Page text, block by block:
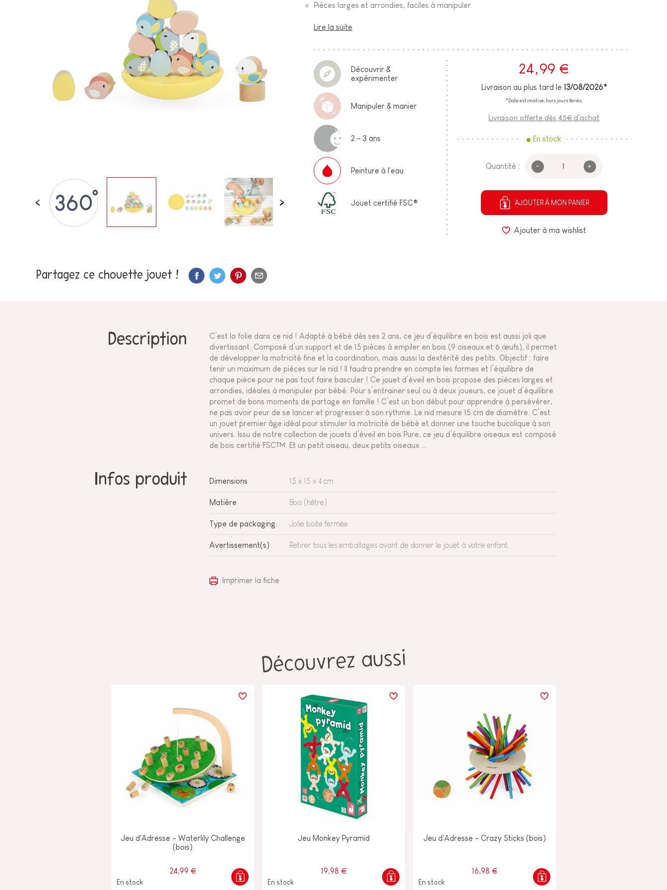
JOUETS D'ÉVEIL
JOUETS D'IMITATION
IMAGINATION
Pièces larges et arrondies, faciles à manipuler
Lire la suite
Découvrir &
expérimenter
Manipuler & manier
2 - 3 ans
Peinture à l'eau
Jouet certifié FSC®
24,99 €
Livraison au plus tard le 13/08/2026*
*Date estimative, hors jours fériés.
Livraison offerte dès 45€ d'achat
En stock
Quantité : - +
AJOUTER À MON PANIER
Ajouter à ma wishlist
Partagez ce chouette jouet !
Description
C’est la folie dans ce nid ! Adapté à bébé dès ses 2 ans, ce jeu d’équilibre en bois est aussi joli que
divertissant. Composé d’un support et de 15 pièces à empiler en bois (9 oiseaux et 6 œufs), il permet
de développer la motricité fine et la coordination, mais aussi la dextérité des petits. Objectif : faire
tenir un maximum de pièces sur le nid ! Il faudra prendre en compte les formes et l’équilibre de
chaque pièce pour ne pas tout faire basculer ! Ce jouet d’éveil en bois propose des pièces larges et
arrondies, idéales à manipuler par bébé. Pour s’entrainer seul ou à deux joueurs, ce jouet d’équilibre
promet de bons moments de partage en famille ! C’est un bon début pour apprendre à persévérer,
ne pas avoir peur de se lancer et progresser à son rythme. Le nid mesure 15 cm de diamètre. C’est
un jouet premier âge idéal pour stimuler la motricité de bébé et donner une touche bucolique à son
univers. Issu de notre collection de jouets d’éveil en bois Pure, ce jeu d’équilibre oiseaux est composé
de bois certifié FSC™. Et un petit oiseau, deux petits oiseaux …
Infos produit Dimensions 15 x 15 x 4 cm
Matière Bois (hêtre)
Type de packaging Jolie boite fermée
Avertissement(s) Retirer tous les emballages avant de donner le jouet à votre enfant.
Imprimer la fiche
Découvrez aussi
Jeu d'Adresse - Waterlily Challenge
(bois)
24,99 €
En stock
Jeu Monkey Pyramid
19,98 €
En stock
Jeu d'Adresse - Crazy Sticks (bois)
16,98 €
En stock